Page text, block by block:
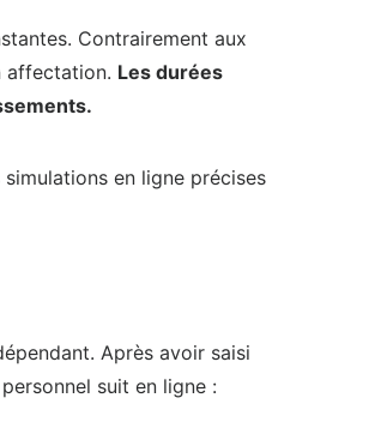
Contrairement aux
affectation. Les durées
en ligne précises
Après avoir saisi
suit en ligne :